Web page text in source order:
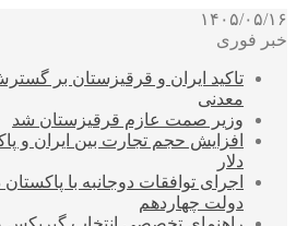
۱۴۰۵/۰۵/۱۶
خبر فوری
تاکید ایران و قرقیزستان بر
معدنی
وزیر صمت عازم قرقیزستان شد
دلار
اجرای توافقات دوجانبه با
دولت چهاردهم